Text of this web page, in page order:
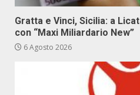
Gratta e Vinci, Sicilia: a
con “Maxi Miliardario New”
6 Agosto 2026